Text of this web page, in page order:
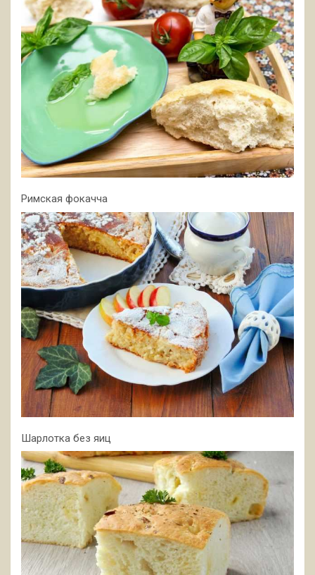
Римская фокачча
Шарлотка без яиц